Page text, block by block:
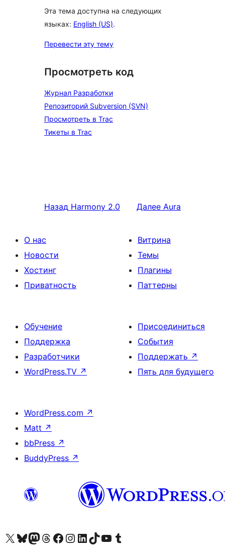
Эта тема доступна на следующих
языках: English (US).
Перевести эту тему
Просмотреть код
Журнал Разработки
Репозиторий Subversion (SVN)
Просмотреть в Trac
Тикеты в Trac
Назад Harmony 2.0 Далее Aura
О нас
Новости
Хостинг
Приватность
Витрина
Темы
Плагины
Паттерны
Обучение
Поддержка
Разработчики
WordPress.TV ↗
Присоединиться
События
Поддержать ↗
Пять для будущего
WordPress.com ↗
Matt ↗
bbPress ↗
BuddyPress ↗
Посетите нас в X (ранее Twitter)
Посетите нашу учётную запись в Bluesky
Посетите нашу ленту в Mastodon
Посетите нашу учётную запись в Threads
Посетите нашу страницу на Facebook
Посетите наш Instagram
Посетите нашу страницу в LinkedIn
Посетите нашу учётную запись в TikTok
Посетите наш канал YouTube
Посетите нашу учётную запись в Tumblr